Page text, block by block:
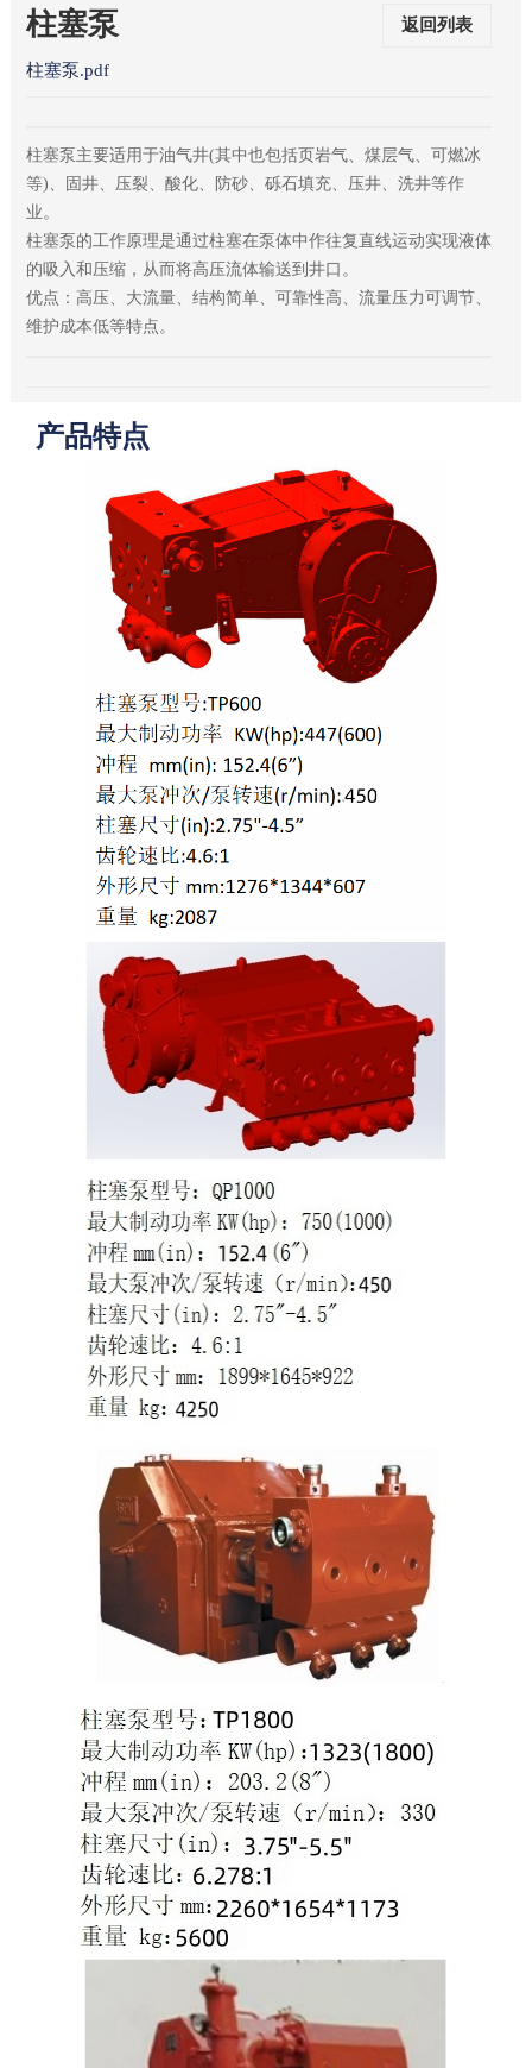
柱塞泵 返回列表
柱塞泵.pdf
柱塞泵主要适用于油气井(其中也包括页岩气、煤层气、可燃冰
等)、固井、压裂、酸化、防砂、砾石填充、压井、洗井等作
业。
柱塞泵的工作原理是通过柱塞在泵体中作往复直线运动实现液体
的吸入和压缩，从而将高压流体输送到井口。
优点：高压、大流量、结构简单、可靠性高、流量压力可调节、
维护成本低等特点。
产品特点